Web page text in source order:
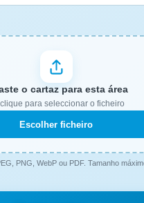
o cartaz para esta área
para seleccionar o ficheiro
Escolher ficheiro
PNG, WebP ou PDF. Tamanho